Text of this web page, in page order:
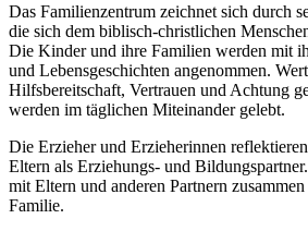
Das Familienzentrum zeichnet sich durch
die sich dem biblisch-christlichen
Die Kinder und ihre Familien werden mit
und Lebensgeschichten angenommen.
Hilfsbereitschaft, Vertrauen und Achtung
werden im täglichen Miteinander gelebt.
Die Erzieher und Erzieherinnen
Eltern als Erziehungs- und
mit Eltern und anderen Partnern
Familie.